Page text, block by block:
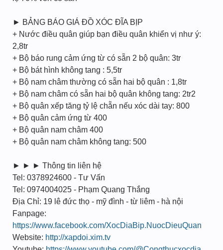
► BẢNG BÁO GIÁ ĐỒ XÓC ĐĨA BỊP
+ Nước điều quân giúp bạn điều quân khiển vị như ý:
2,8tr
+ Bộ báo rung cảm ứng từ có sẵn 2 bộ quân: 3tr
+ Bộ bát hình không tang : 5,5tr
+ Bộ nam châm thường có sẵn hai bộ quân : 1,8tr
+ Bộ nam châm có sẵn hai bộ quân không tang: 2tr2
+ Bộ quân xếp tăng tỷ lệ chẵn nếu xóc dài tay: 800
+ Bộ quân cảm ứng từ 400
+ Bộ quân nam châm 400
+ Bộ quân nam châm không tang: 500
► ► ► Thông tin liên hệ
Tel: 0378924600 - Tư Vấn
Tel: 0974004025 - Phạm Quang Thắng
Địa Chỉ: 19 lê đức thọ - mỹ đình - từ liêm - hà nội
Fanpage:
https://www.facebook.com/XocDiaBip.NuocDieuQuan
Website: http://xapdoi.xim.tv